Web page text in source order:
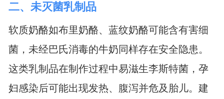
二、未灭菌乳制品
软质奶酪如布里奶酪、蓝纹奶酪可能含有害细
菌，未经巴氏消毒的牛奶同样存在安全隐患。
这类乳制品在制作过程中易滋生李斯特菌，孕
妇感染后可能出现发热、腹泻并危及胎儿。建